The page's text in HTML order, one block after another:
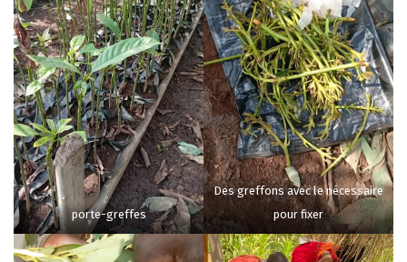
porte-greffes
Des greffons avec le nécessaire
pour fixer